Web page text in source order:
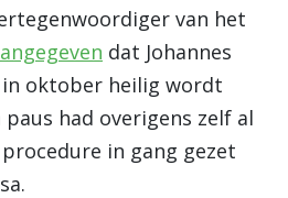
van het
dat Johannes
in oktober heilig wordt
had overigens zelf al
in gang gezet